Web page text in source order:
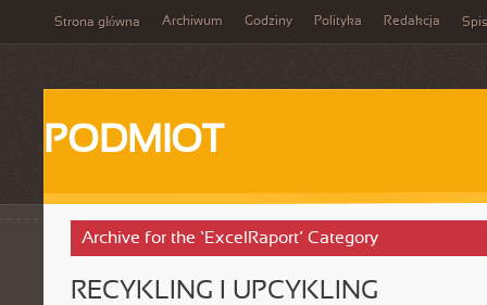
Strona główna Archiwum Godziny Polityka Redakcja
PODMIOT
Archive for the ‘ExcelRaport’ Category
RECYKLING I UPCYKLING